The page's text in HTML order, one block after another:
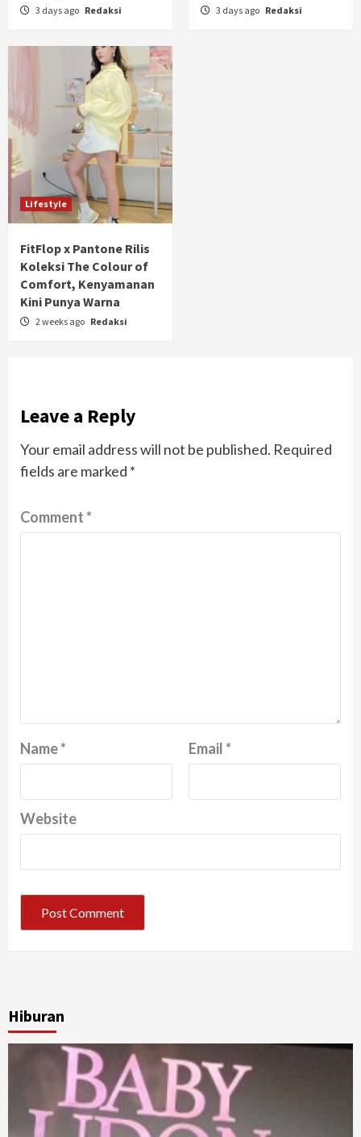
3 days ago Redaksi 3 days ago Redaksi
Lifestyle
FitFlop x Pantone Rilis
Koleksi The Colour of
Comfort, Kenyamanan
Kini Punya Warna
2 weeks ago Redaksi
Leave a Reply
Your email address will not be published. Required
fields are marked *
Comment*
Name* Email*
Website
Hiburan